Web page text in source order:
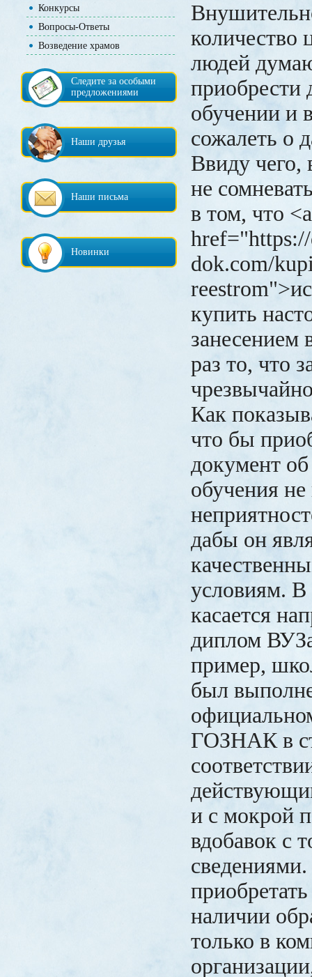
Конкурсы
Вопросы-Ответы
Возведение храмов
Следите за особыми
предложениями
Наши друзья
Наши письма
Новинки
количество
людей
приобрести
обучении и
сожалеть о
Ввиду чего,
не
в том, что <a
dok.com/
купить
занесением
раз то, что
Как
что бы
документ
обучения
дабы он
условиям. В
касается
диплом
пример,
был
ГОЗНАК в
и с мокрой
вдобавок с
наличии
только в